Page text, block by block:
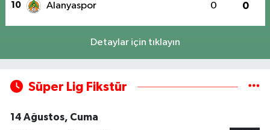
10 Alanyaspor 0 0
Detaylar için tıklayın
Süper Lig Fikstür
14 Ağustos, Cuma